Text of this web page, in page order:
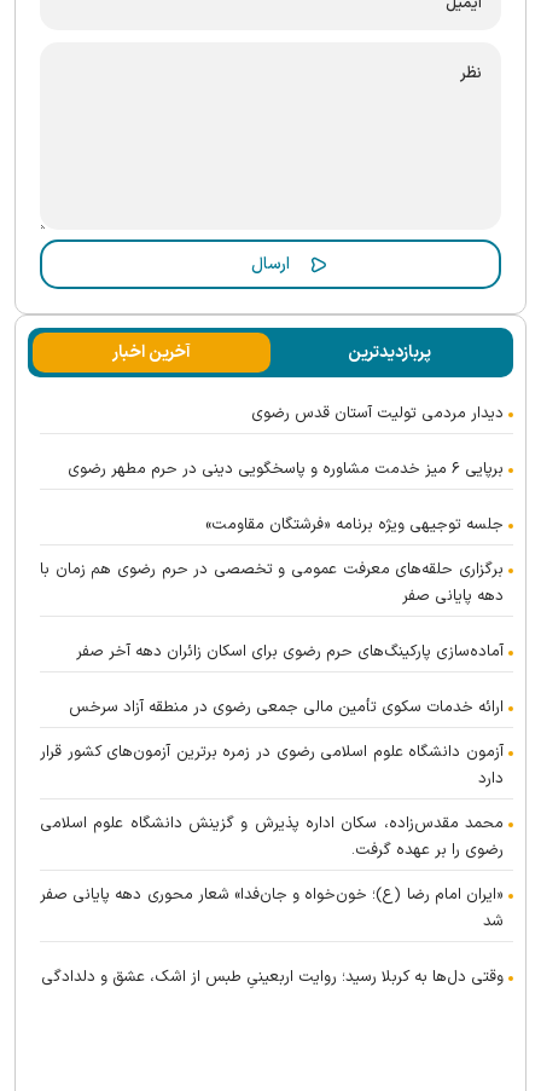
پربازدیدترین آخرین اخبار
دیدار مردمی تولیت آستان قدس رضوی
برپایی ۶ میز خدمت مشاوره و پاسخگویی دینی در حرم مطهر رضوی
جلسه توجیهی ویژه برنامه «فرشتگان مقاومت»
برگزاری حلقه‌های معرفت عمومی و تخصصی در حرم رضوی هم زمان با
دهه پایانی صفر
آماده‌سازی پارکینگ‌های حرم رضوی برای اسکان زائران دهه آخر صفر
ارائه خدمات سکوی تأمین مالی جمعی رضوی در منطقه آزاد سرخس
آزمون دانشگاه علوم اسلامی رضوی در زمره برترین آزمون‌های کشور قرار
دارد
محمد مقدس‌زاده، سکان اداره پذیرش و گزینش دانشگاه علوم اسلامی
رضوی را بر عهده گرفت.
«ایران امام رضا (ع)؛ خون‌خواه و جان‌فدا» شعار محوری دهه پایانی صفر
شد
وقتی دل‌ها به کربلا رسید؛ روایت اربعینیِ طبس از اشک، عشق و دلدادگی